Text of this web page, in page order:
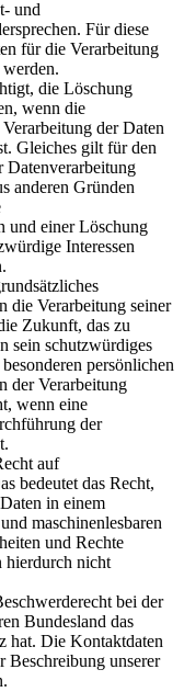
und
Für diese
für die Verarbeitung
die Löschung
wenn die
der Daten
Gleiches gilt für den
Datenverarbeitung
anderen Gründen
und einer Löschung
Interessen
die Verarbeitung seiner
Zukunft, das zu
sein schutzwürdiges
persönlichen
der Verarbeitung
wenn eine
der
auf
bedeutet das Recht,
in einem
maschinenlesbaren
und Rechte
hierdurch nicht
bei der
Bundesland das
hat. Die Kontaktdaten
Beschreibung unserer